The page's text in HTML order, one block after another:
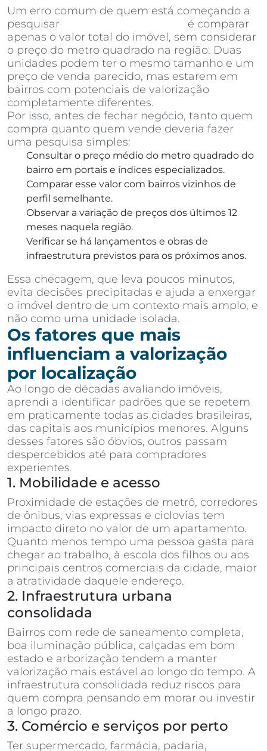
Um erro comum de quem está começando a
pesquisar
é comparar
apenas o valor total do imóvel, sem considerar
o preço do metro quadrado na região. Duas
unidades podem ter o mesmo tamanho e um
preço de venda parecido, mas estarem em
bairros com potenciais de valorização
completamente diferentes.
Por isso, antes de fechar negócio, tanto quem
compra quanto quem vende deveria fazer
uma pesquisa simples:
Consultar o preço médio do metro quadrado do
bairro em portais e índices especializados.
Comparar esse valor com bairros vizinhos de
perfil semelhante.
Observar a variação de preços dos últimos 12
meses naquela região.
Verificar se há lançamentos e obras de
infraestrutura previstos para os próximos anos.
Essa checagem, que leva poucos minutos,
evita decisões precipitadas e ajuda a enxergar
o imóvel dentro de um contexto mais amplo, e
não como uma unidade isolada.
Os fatores que mais
influenciam a valorização
por localização
Ao longo de décadas avaliando imóveis,
aprendi a identificar padrões que se repetem
em praticamente todas as cidades brasileiras,
das capitais aos municípios menores. Alguns
desses fatores são óbvios, outros passam
despercebidos até para compradores
experientes.
1. Mobilidade e acesso
Proximidade de estações de metrô, corredores
de ônibus, vias expressas e ciclovias tem
impacto direto no valor de um apartamento.
Quanto menos tempo uma pessoa gasta para
chegar ao trabalho, à escola dos filhos ou aos
principais centros comerciais da cidade, maior
a atratividade daquele endereço.
2. Infraestrutura urbana
consolidada
Bairros com rede de saneamento completa,
boa iluminação pública, calçadas em bom
estado e arborização tendem a manter
valorização mais estável ao longo do tempo. A
infraestrutura consolidada reduz riscos para
quem compra pensando em morar ou investir
a longo prazo.
3. Comércio e serviços por perto
Ter supermercado, farmácia, padaria,